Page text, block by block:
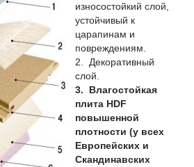
износостойкий слой,
устойчивый к
царапинам и
повреждениям.
2. Декоративный
слой.
3.
Влагостойкая
плита HDF
повышенной
плотности (у всех
Европейских и
Скандинавских